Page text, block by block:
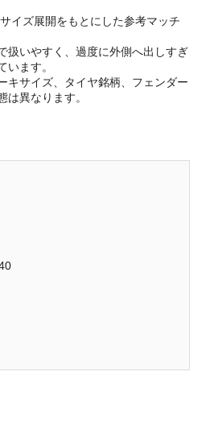
イズ展開をもとにした参考マッチ
扱いやすく、過度に外側へ出しすぎ
います。
キサイズ、タイヤ銘柄、フェンダー
は異なります。